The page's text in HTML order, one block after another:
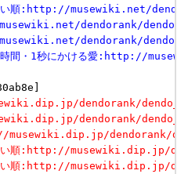
さい順:http://musewiki.net/
dendorank/
dendorank/
奏時間・1秒にかける愛:http://
dendorank/
dendorank/
musewiki.dip.jp/dendorank/
きい順:http://musewiki.dip.jp/
さい順:http://musewiki.dip.jp/